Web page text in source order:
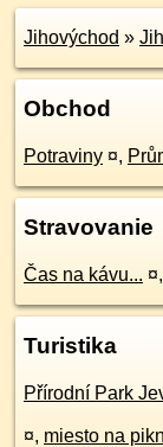
Jihovýchod »
Obchod
Potraviny ¤,
Stravovanie
Čas na kávu... ¤,
Turistika
Přírodní Park
¤, miesto na